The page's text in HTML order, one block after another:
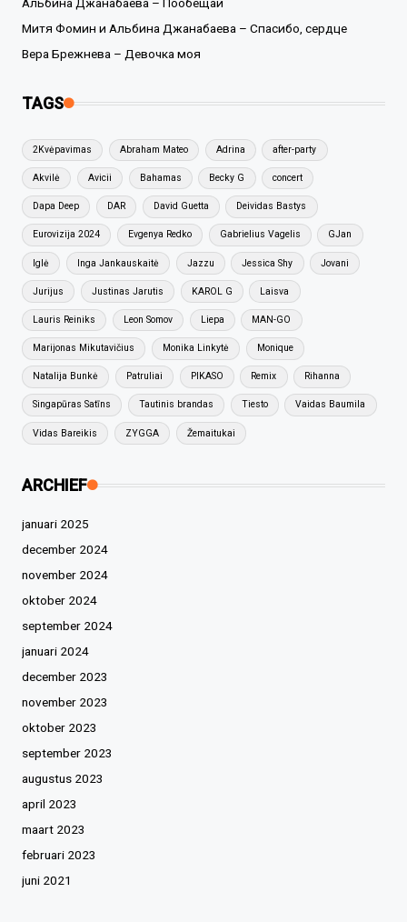
Митя Фомин и Альбина Джанабаева – Спасибо, сердце
Вера Брежнева – Девочка моя
TAGS
2Kvėpavimas Abraham Mateo Adrina after-party
Akvilė Avicii Bahamas Becky G concert
Dapa Deep DAR David Guetta Deividas Bastys
Eurovizija 2024 Evgenya Redko Gabrielius Vagelis GJan
Iglė Inga Jankauskaitė Jazzu Jessica Shy Jovani
Jurijus Justinas Jarutis KAROL G Laisva
Lauris Reiniks Leon Somov Liepa MAN-GO
Marijonas Mikutavičius Monika Linkytė Monique
Natalija Bunkė Patruliai PIKASO Remix Rihanna
Singapūras Satīns Tautinis brandas Tiesto Vaidas Baumila
Vidas Bareikis ZYGGA Žemaitukai
ARCHIEF
januari 2025
december 2024
november 2024
oktober 2024
september 2024
januari 2024
december 2023
november 2023
oktober 2023
september 2023
augustus 2023
april 2023
maart 2023
februari 2023
juni 2021